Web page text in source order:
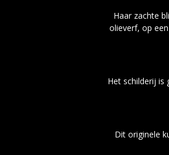
Haar zachte
olieverf, op
Het schilderij is
Dit originele